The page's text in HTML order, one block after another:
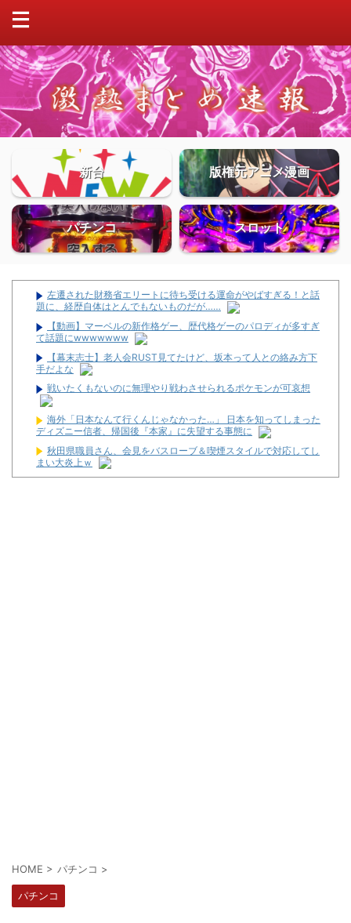
新台 版権元アニメ漫画
パチンコ スロット
左遷された財務省エリートに待ち受ける運命がやばすぎる！と話
題に、経歴自体はとんでもないものだが……
【動画】マーベルの新作格ゲー、歴代格ゲーのパロディが多すぎ
て話題にwwwwwww
【幕末志士】老人会RUST見てたけど、坂本って人との絡み方下
手だよな
戦いたくもないのに無理やり戦わさせられるポケモンが可哀想
海外「日本なんて行くんじゃなかった…」 日本を知ってしまった
ディズニー信者、帰国後『本家』に失望する事態に
秋田県職員さん、会見をバスローブ＆喫煙スタイルで対応してし
まい大炎上ｗ
レッドブルリザーブの角田裕毅、ケイナさんと一緒に酒蔵巡りを
HOME > パチンコ >
パチンコ